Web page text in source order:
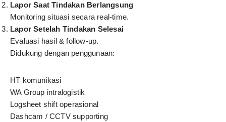
Lapor Saat Tindakan Berlangsung
Monitoring situasi secara real-time.
Lapor Setelah Tindakan Selesai
Evaluasi hasil & follow-up.
Didukung dengan penggunaan:
HT komunikasi
WA Group intralogistik
Logsheet shift operasional
Dashcam / CCTV supporting